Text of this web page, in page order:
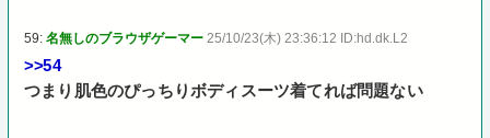
59:名無しのブラウザゲーマー 25/10/23(木) 23:36:12 ID:hd.dk.L2
>>54
つまり肌色のぴっちりボディスーツ着てれば問題ない